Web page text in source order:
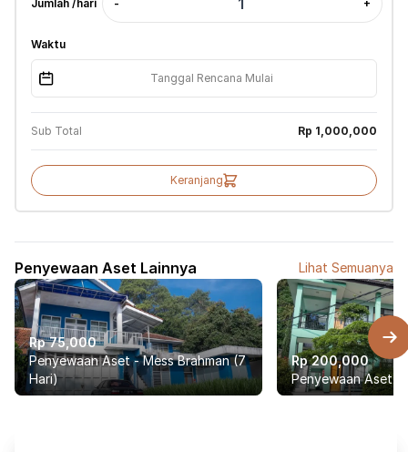
Jumlah /hari - +
Waktu
Sub Total Rp 1,000,000
Keranjang
Penyewaan Aset Lainnya Lihat Semuanya
Rp 75,000
Penyewaan Aset - Mess Brahman (7
Hari)
Rp 200,000
Penyewaan Aset -